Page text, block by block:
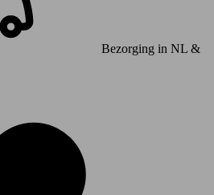
Bezorging in NL &